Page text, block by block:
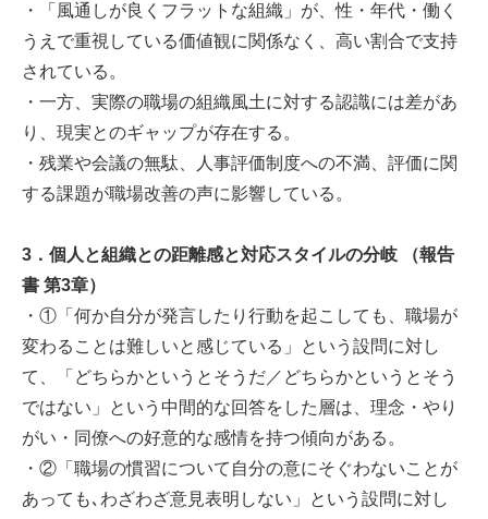
・「風通しが良くフラットな組織」が、性・年代・働く
うえで重視している価値観に関係なく、高い割合で支持
されている。
・一方、実際の職場の組織風土に対する認識には差があ
り、現実とのギャップが存在する。
・残業や会議の無駄、人事評価制度への不満、評価に関
する課題が職場改善の声に影響している。
3．個人と組織との距離感と対応スタイルの分岐 （報告
書 第3章）
・①「何か自分が発言したり行動を起こしても、職場が
変わることは難しいと感じている」という設問に対し
て、「どちらかというとそうだ／どちらかというとそう
ではない」という中間的な回答をした層は、理念・やり
がい・同僚への好意的な感情を持つ傾向がある。
・②「職場の慣習について自分の意にそぐわないことが
あっても､わざわざ意見表明しない」という設問に対し